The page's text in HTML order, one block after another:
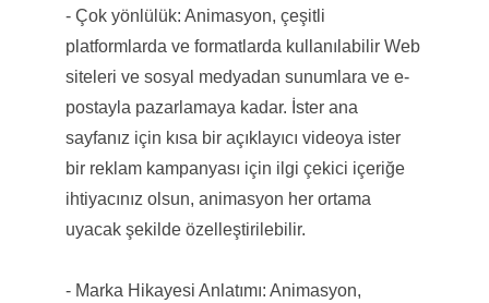
- Çok yönlülük: Animasyon, çeşitli
platformlarda ve formatlarda kullanılabilir Web
siteleri ve sosyal medyadan sunumlara ve e-
postayla pazarlamaya kadar. İster ana
sayfanız için kısa bir açıklayıcı videoya ister
bir reklam kampanyası için ilgi çekici içeriğe
ihtiyacınız olsun, animasyon her ortama
uyacak şekilde özelleştirilebilir.
- Marka Hikayesi Anlatımı: Animasyon,